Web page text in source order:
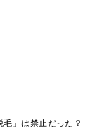
」は禁止だった？